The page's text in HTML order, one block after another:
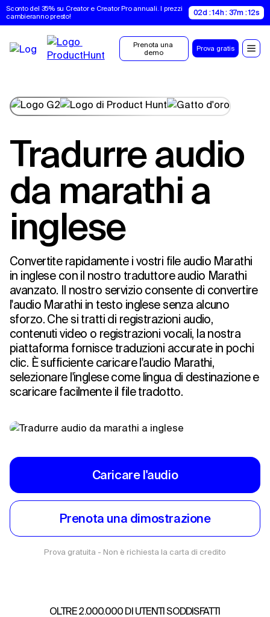
Sconto del 35% su Creator e Creator Pro annuali. I prezzi
cambieranno presto!
02d : 14h : 37m : 11s
Prenota una
demo
Prova gratis
Tradurre audio
da marathi a
inglese
Convertite rapidamente i vostri file audio Marathi
in inglese con il nostro traduttore audio Marathi
avanzato. Il nostro servizio consente di convertire
l'audio Marathi in testo inglese senza alcuno
sforzo. Che si tratti di registrazioni audio,
contenuti video o registrazioni vocali, la nostra
piattaforma fornisce traduzioni accurate in pochi
clic. È sufficiente caricare l'audio Marathi,
selezionare l'inglese come lingua di destinazione e
scaricare facilmente il file tradotto.
Caricare l'audio
Prenota una dimostrazione
Prova gratuita - Non è richiesta la carta di credito
OLTRE 2.000.000 DI UTENTI SODDISFATTI